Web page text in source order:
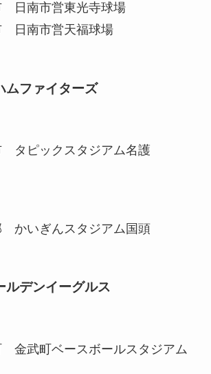
日南市営東光寺球場
日南市営天福球場
ムファイターズ
タピックスタジアム名護
かいぎんスタジアム国頭
ルデンイーグルス
金武町ベースボールスタジアム